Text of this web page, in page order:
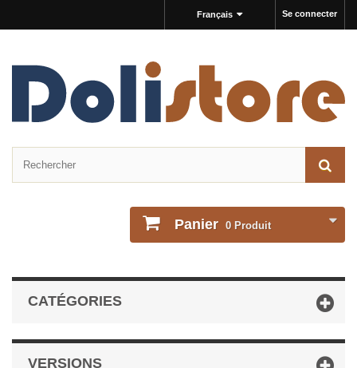
Se connecter
Français
Panier 0 Produit
CATÉGORIES
VERSIONS